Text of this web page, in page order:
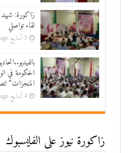
زاكورة:
لقاء تواصلي
3 أسابيع ago
الحكومة في
المنجزات”
4 أسابيع ago
زاكورة نيوز على الفايسبوك